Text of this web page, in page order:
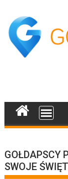
content
GOŁDAPSCY
SWOJE